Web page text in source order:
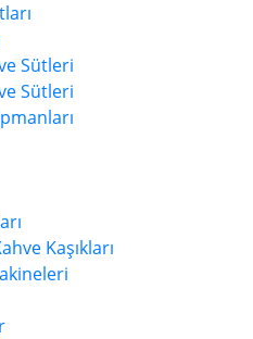
Sütleri
Sütleri
Kaşıkları